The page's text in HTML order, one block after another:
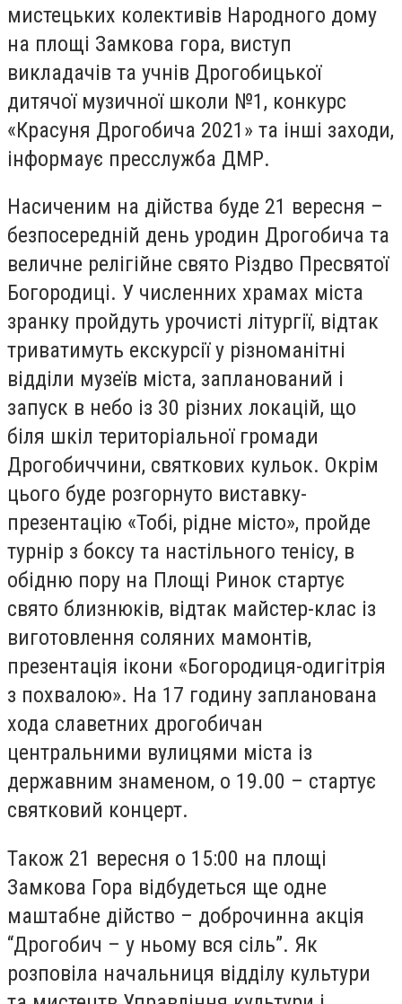
мистецьких колективів Народного дому
на площі Замкова гора, виступ
викладачів та учнів Дрогобицької
дитячої музичної школи №1, конкурс
«Красуня Дрогобича 2021» та інші заходи,
інформаує пресслужба ДМР.
Насиченим на дійства буде 21 вересня –
безпосередній день уродин Дрогобича та
величне релігійне свято Різдво Пресвятої
Богородиці. У численних храмах міста
зранку пройдуть урочисті літургії, відтак
триватимуть екскурсії у різноманітні
відділи музеїв міста, запланований і
запуск в небо із 30 різних локацій, що
біля шкіл територіальної громади
Дрогобиччини, святкових кульок. Окрім
цього буде розгорнуто виставку-
презентацію «Тобі, рідне місто», пройде
турнір з боксу та настільного тенісу, в
обідню пору на Площі Ринок стартує
свято близнюків, відтак майстер-клас із
виготовлення соляних мамонтів,
презентація ікони «Богородиця-одигітрія
з похвалою». На 17 годину запланована
хода славетних дрогобичан
центральними вулицями міста із
державним знаменом, о 19.00 – стартує
святковий концерт.
Також 21 вересня о 15:00 на площі
Замкова Гора відбудеться ще одне
маштабне дійство – доброчинна акція
“Дрогобич – у ньому вся сіль”. Як
розповіла начальниця відділу культури